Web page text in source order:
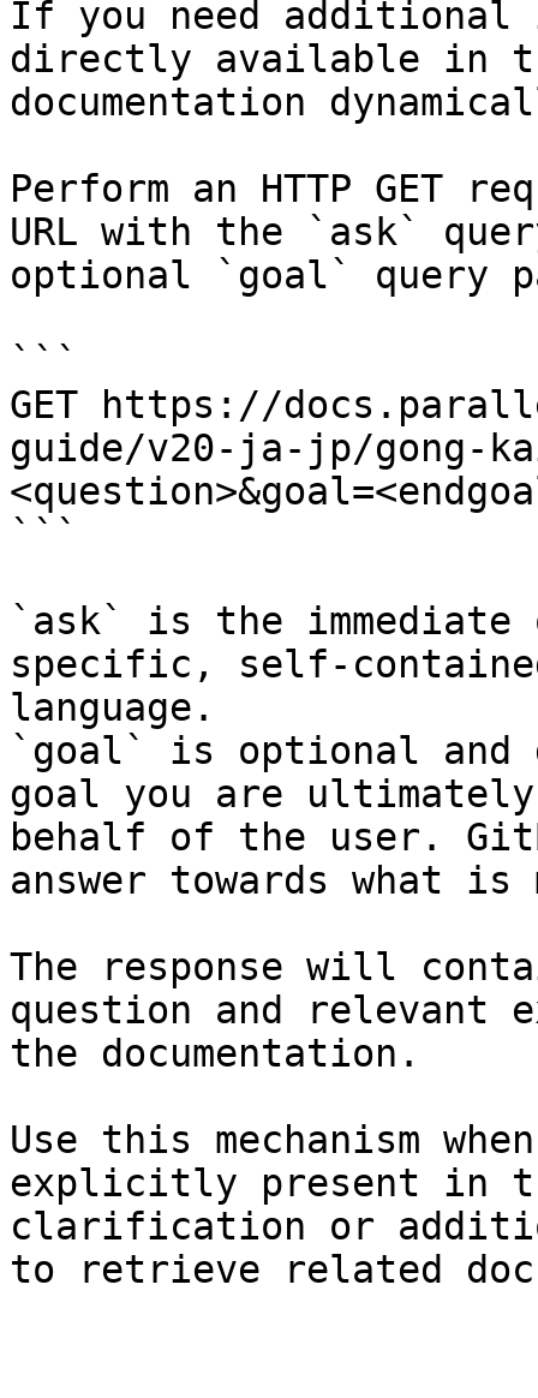
If you need
directly available in
documentation
Perform an HTTP GET
URL with the `ask`
optional `goal` query
```
GET https://
guide/v20-ja-jp/gong-
```
`ask` is the
specific, self-
language.
`goal` is optional and
goal you are
behalf of the user.
answer towards what
The response will
question and relevant
the documentation.
Use this mechanism
explicitly present in
clarification or